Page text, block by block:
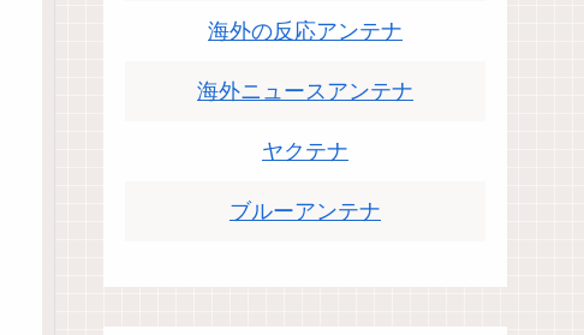
海外の反応アンテナ
海外ニュースアンテナ
ヤクテナ
ブルーアンテナ